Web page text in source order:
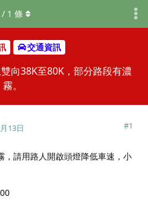
交通資訊
向38K至80K，部分路段有濃
霧。
/ 1 條
13日 #1
，請用路人開啟頭燈降低車速，小